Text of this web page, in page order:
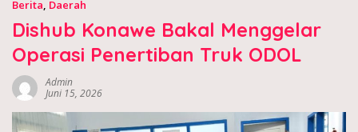
Berita, Daerah
Dishub Konawe Bakal Menggelar
Operasi Penertiban Truk ODOL
Admin
Juni 15, 2026